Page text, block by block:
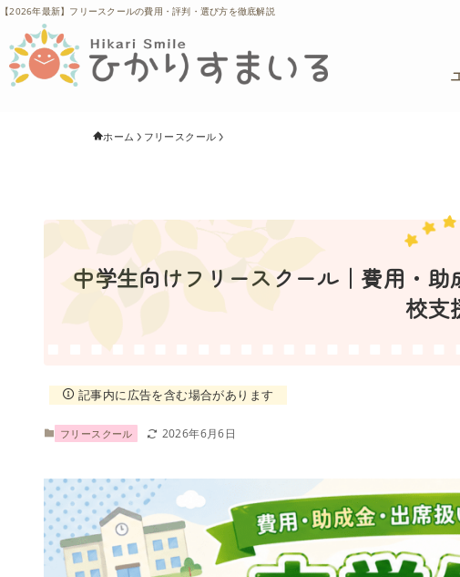
【2026年最新】フリースクールの費用・評判・選び方を徹底解説
ホーム フリースクール
中学生向けフリースクール｜費用・
校支
記事内に広告を含む場合があります
フリースクール 2026年6月6日